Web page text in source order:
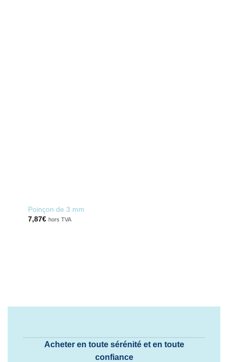
Poinçon de 3 mm
7,87€ hors TVA
Acheter en toute sérénité et en toute
confiance